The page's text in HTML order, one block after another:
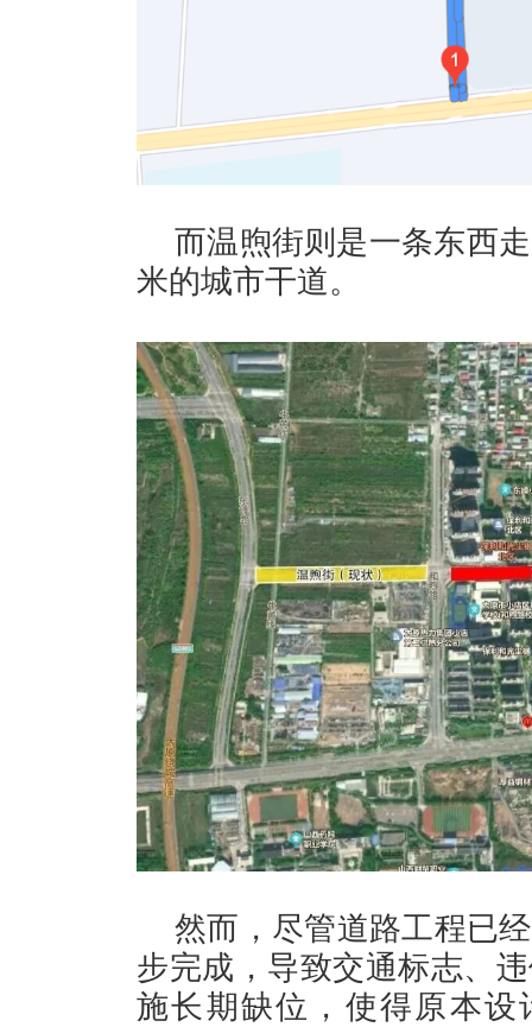
而温煦街则是一条东西
米的城市干道。
然而，尽管道路工程已
步完成，导致交通标志、
施长期缺位，使得原本